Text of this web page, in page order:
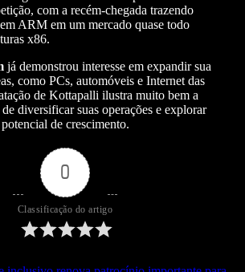
com a recém-chegada trazendo
ARM em um mercado quase todo
x86.
já demonstrou interesse em expandir sua
como PCs, automóveis e Internet das
de Kottapalli ilustra muito bem a
diversificar suas operações e explorar
de crescimento.
0
Classificação do artigo